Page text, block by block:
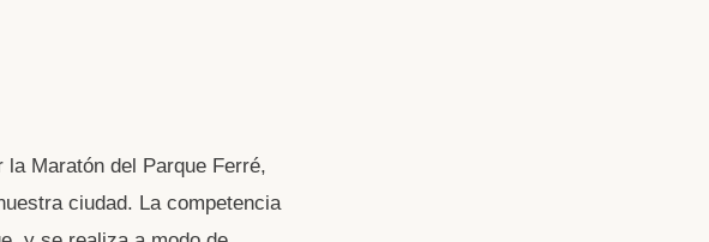
Maratón del Parque Ferré,
ciudad. La competencia